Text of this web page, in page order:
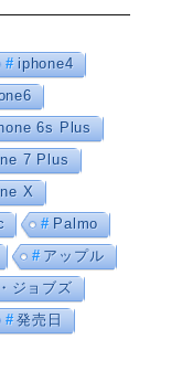
iphone4
6s Plus
7 Plus
X
Palmo
アップル
ジョブズ
発売日